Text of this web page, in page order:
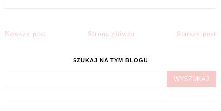
Nowszy post Starszy post
Strona główna
SZUKAJ NA TYM BLOGU